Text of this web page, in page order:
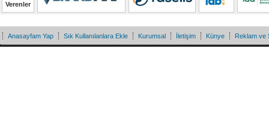
Verenler
Anasayfam Yap Sık Kullanılanlara Ekle Kurumsal İletişim Künye Reklam ve